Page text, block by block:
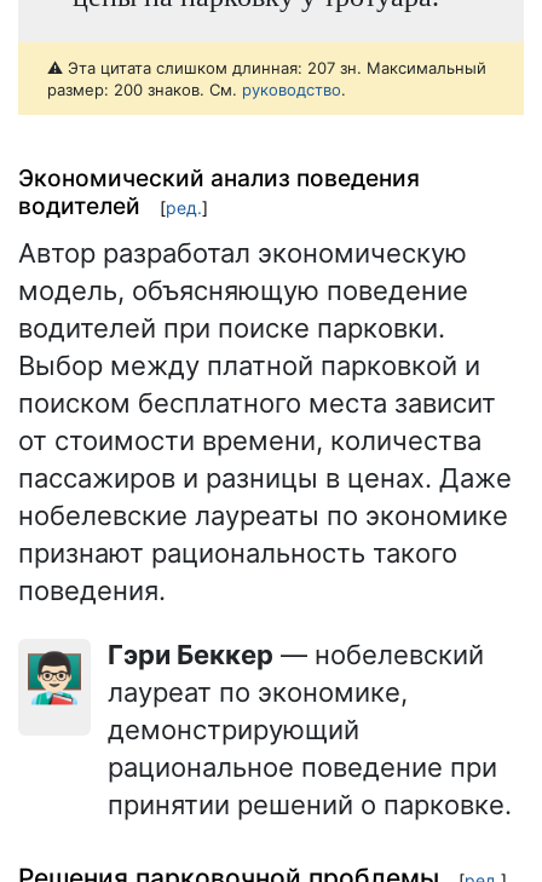
⚠️ Эта цитата слишком длинная: 207 зн. Максимальный
размер: 200 знаков. См. руководство.
Экономический анализ поведения
водителей
[ред.]
Автор разработал экономическую
модель, объясняющую поведение
водителей при поиске парковки.
Выбор между платной парковкой и
поиском бесплатного места зависит
от стоимости времени, количества
пассажиров и разницы в ценах. Даже
нобелевские лауреаты по экономике
признают рациональность такого
поведения.
👨🏻‍🏫 Гэри Беккер — нобелевский
лауреат по экономике,
демонстрирующий
рациональное поведение при
принятии решений о парковке.